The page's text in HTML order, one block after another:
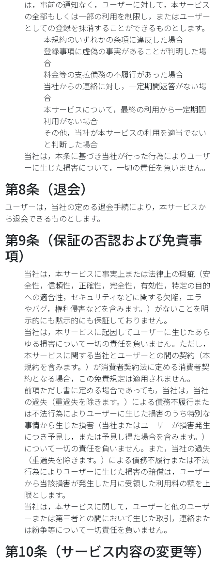
は，事前の通知なく，ユーザーに対して，本サービス
の全部もしくは一部の利用を制限し，またはユーザー
としての登録を抹消することができるものとします。
本規約のいずれかの条項に違反した場合
登録事項に虚偽の事実があることが判明した場
合
料金等の支払債務の不履行があった場合
当社からの連絡に対し，一定期間返答がない場
合
本サービスについて，最終の利用から一定期間
利用がない場合
その他，当社が本サービスの利用を適当でない
と判断した場合
当社は，本条に基づき当社が行った行為によりユーザ
ーに生じた損害について，一切の責任を負いません。
第8条（退会）
ユーザーは，当社の定める退会手続により，本サービスか
ら退会できるものとします。
第9条（保証の否認および免責事
項）
当社は，本サービスに事実上または法律上の瑕疵（安
全性，信頼性，正確性，完全性，有効性，特定の目的
への適合性，セキュリティなどに関する欠陥，エラー
やバグ，権利侵害などを含みます。）がないことを明
示的にも黙示的にも保証しておりません。
当社は，本サービスに起因してユーザーに生じたあら
ゆる損害について一切の責任を負いません。ただし，
本サービスに関する当社とユーザーとの間の契約（本
規約を含みます。）が消費者契約法に定める消費者契
約となる場合，この免責規定は適用されません。
前項ただし書に定める場合であっても，当社は，当社
の過失（重過失を除きます。）による債務不履行また
は不法行為によりユーザーに生じた損害のうち特別な
事情から生じた損害（当社またはユーザーが損害発生
につき予見し，または予見し得た場合を含みます。）
について一切の責任を負いません。また，当社の過失
（重過失を除きます。）による債務不履行または不法
行為によりユーザーに生じた損害の賠償は，ユーザー
から当該損害が発生した月に受領した利用料の額を上
限とします。
当社は，本サービスに関して，ユーザーと他のユーザ
ーまたは第三者との間において生じた取引，連絡また
は紛争等について一切責任を負いません。
第10条（サービス内容の変更等）